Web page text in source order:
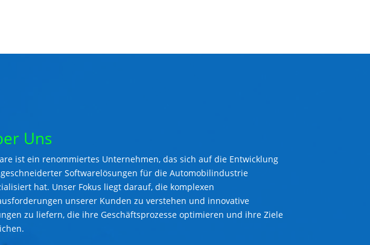
Uns
ist ein renommiertes Unternehmen, das sich auf die Entwicklung
Softwarelösungen für die Automobilindustrie
hat. Unser Fokus liegt darauf, die komplexen
unserer Kunden zu verstehen und innovative
zu liefern, die ihre Geschäftsprozesse optimieren und ihre Ziele